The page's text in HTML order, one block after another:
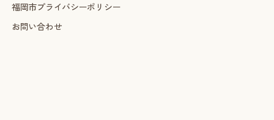
福岡市プライバシーポリシー
お問い合わせ